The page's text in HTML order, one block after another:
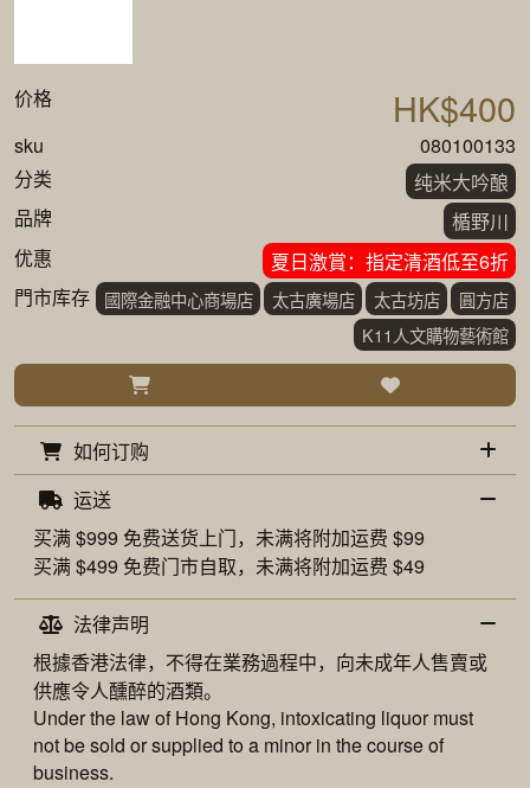
价格 HK$400
sku
080100133
分类
纯米大吟酿
品牌
楯野川
优惠
夏日激賞：指定清酒低至6折
門市库存
國際金融中心商場店 太古廣場店 太古坊店
圓方店
K11人文購物藝術館
如何订购
运送
买满 $999 免费送货上门，未满将附加运费 $99
买满 $499 免费门市自取，未满将附加运费 $49
法律声明
根據香港法律，不得在業務過程中，向未成年人售賣或
供應令人醺醉的酒類。
Under the law of Hong Kong, intoxicating liquor must
not be sold or supplied to a minor in the course of
business.